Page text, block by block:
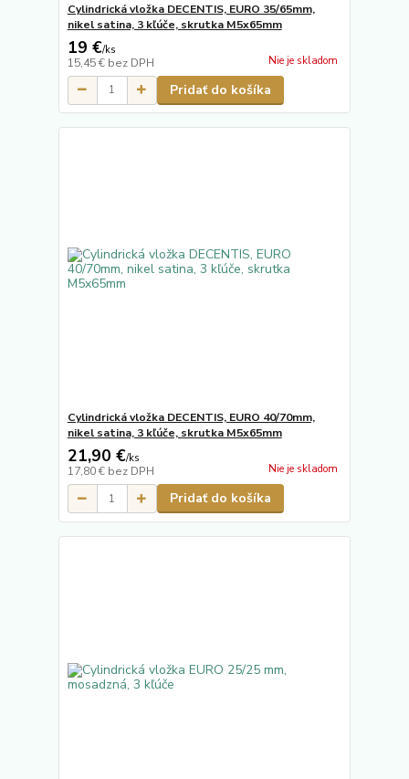
Cylindrická vložka DECENTIS, EURO 35/65mm,
nikel satina, 3 kľúče, skrutka M5x65mm
19 €/ks
15,45 € bez DPH Nie je skladom
Pridať do košíka
Cylindrická vložka DECENTIS, EURO 40/70mm,
nikel satina, 3 kľúče, skrutka M5x65mm
21,90 €/ks
17,80 € bez DPH Nie je skladom
Pridať do košíka